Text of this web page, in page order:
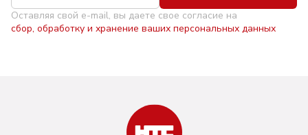
Оставляя свой e-mail, вы даете свое согласие на
сбор, обработку и хранение ваших персональных данных